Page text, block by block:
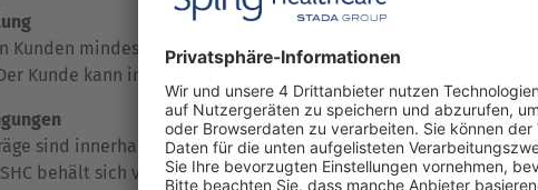
Kunden mindestens einmal pro Monat eine Rechnung für
Kunde kann innert 10 Tagen begründet Einwände gegen die
sind innerhalb der vorgegebenen Zahlungsfristen ohne
behält sich vor, bei verspäteter Zahlung einen marktüblichen